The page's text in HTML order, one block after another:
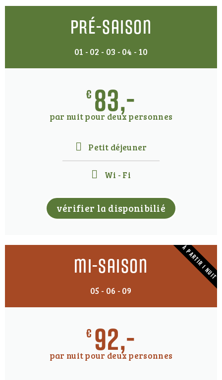
pré-saison
01 - 02 - 03 - 04 - 10
€ 83,-
par nuit pour deux personnes
Petit déjeuner
Wi - Fi
vérifier la disponibilié
mi-saison
05 - 06 - 09
€ 92,-
par nuit pour deux personnes
À PARTIR 1 NUIT